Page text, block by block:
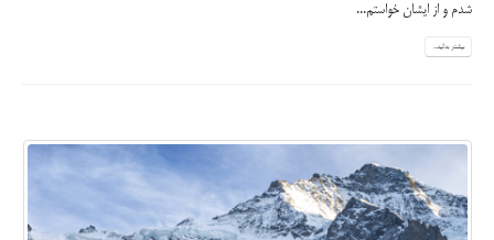
شدم و از ایشان خواستم...
بیشتر بدانید...